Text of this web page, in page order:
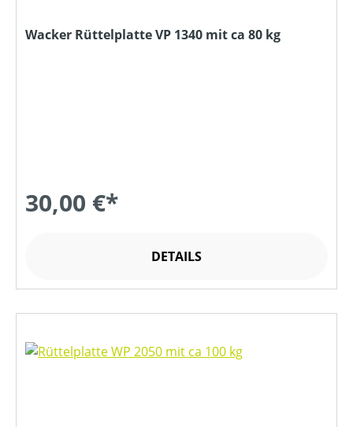
Wacker Rüttelplatte VP 1340 mit ca 80 kg
30,00 €*
DETAILS